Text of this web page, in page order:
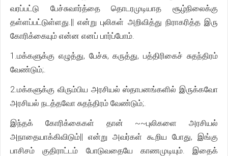
வரப்பட்டு பேச்சுவார்த்தை தொடரமுடியாத சூழ்நிலைக்கு
தள்ளப்பட்டுள்ளது.|| என்று புலிகள் அறிவித்து நிராகரித்த இரு
கோரிக்கையும் என்ன எனப் பார்ப்போம்.
1.மக்களுக்கு எழுத்து, பேச்சு, கருத்து, பத்திரிகைச் சுதந்திரம்
வேண்டும்;.
2.மக்களுக்கு விரும்பிய அரசியல் ஸ்தாபனங்களில் இருக்கவோ
அரசியல் நடத்தவோ சுதந்திரம் வேண்டும்;.
இந்தக் கோரிக்கைகள் தான் ~~புலிகளை அரசியல்
அநாதையாக்கிவிடும்|| என்று அவர்கள் கூறிய போது, இங்கு
பாசிசம் குதிராட்டம் போடுவதையே காணமுடியும். இதைக்